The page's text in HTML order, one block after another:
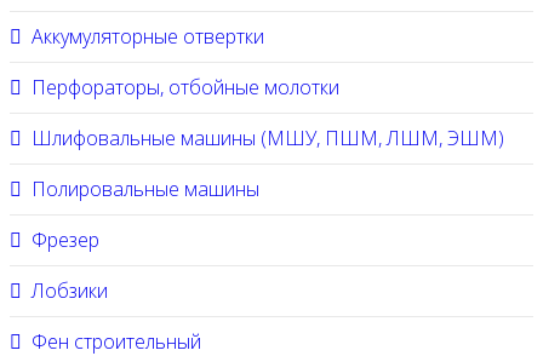
Аккумуляторные отвертки
Перфораторы, отбойные молотки
Шлифовальные машины (МШУ, ПШМ, ЛШМ, ЭШМ)
Полировальные машины
Фрезер
Лобзики
Фен строительный